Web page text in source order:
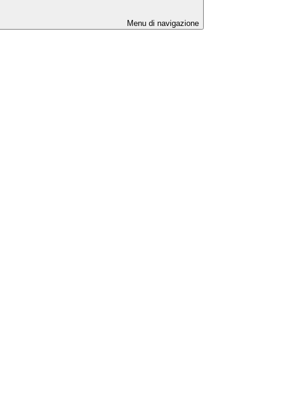
Menu di navigazione